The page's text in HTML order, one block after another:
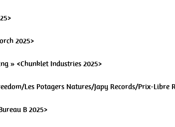
2025>
» <Chunklet Industries 2025>
Les Potagers Natures/Japy Records/Prix-Libre
B 2025>